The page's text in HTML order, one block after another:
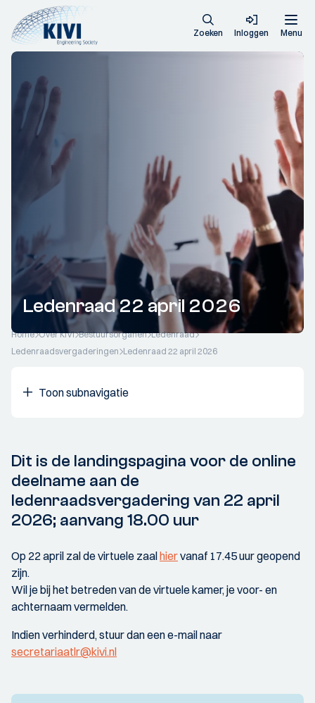
Zoeken Inloggen Menu
Ledenraad 22 april 2026
Home Over KIVI Bestuursorganen Ledenraad
Ledenraadsvergaderingen Ledenraad 22 april 2026
Toon subnavigatie
Dit is de landingspagina voor de online
deelname aan de
ledenraadsvergadering van 22 april
2026; aanvang 18.00 uur
Op 22 april zal de virtuele zaalhiervanaf 17.45 uur geopend
zijn.
Wil je bij het betreden van de virtuele kamer, je voor- en
achternaam vermelden.
Indien verhinderd, stuur dan een e-mail naar
secretariaatlr@kivi.nl